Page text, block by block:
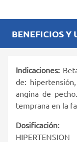
BENEFICIOS Y
Indicaciones:
de:
angina de
temprana en la
Dosificación: